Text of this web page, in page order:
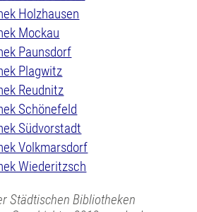
Holzhausen
Mockau
Paunsdorf
Plagwitz
Reudnitz
Schönefeld
Südvorstadt
Volkmarsdorf
Wiederitzsch
Städtischen Bibliotheken